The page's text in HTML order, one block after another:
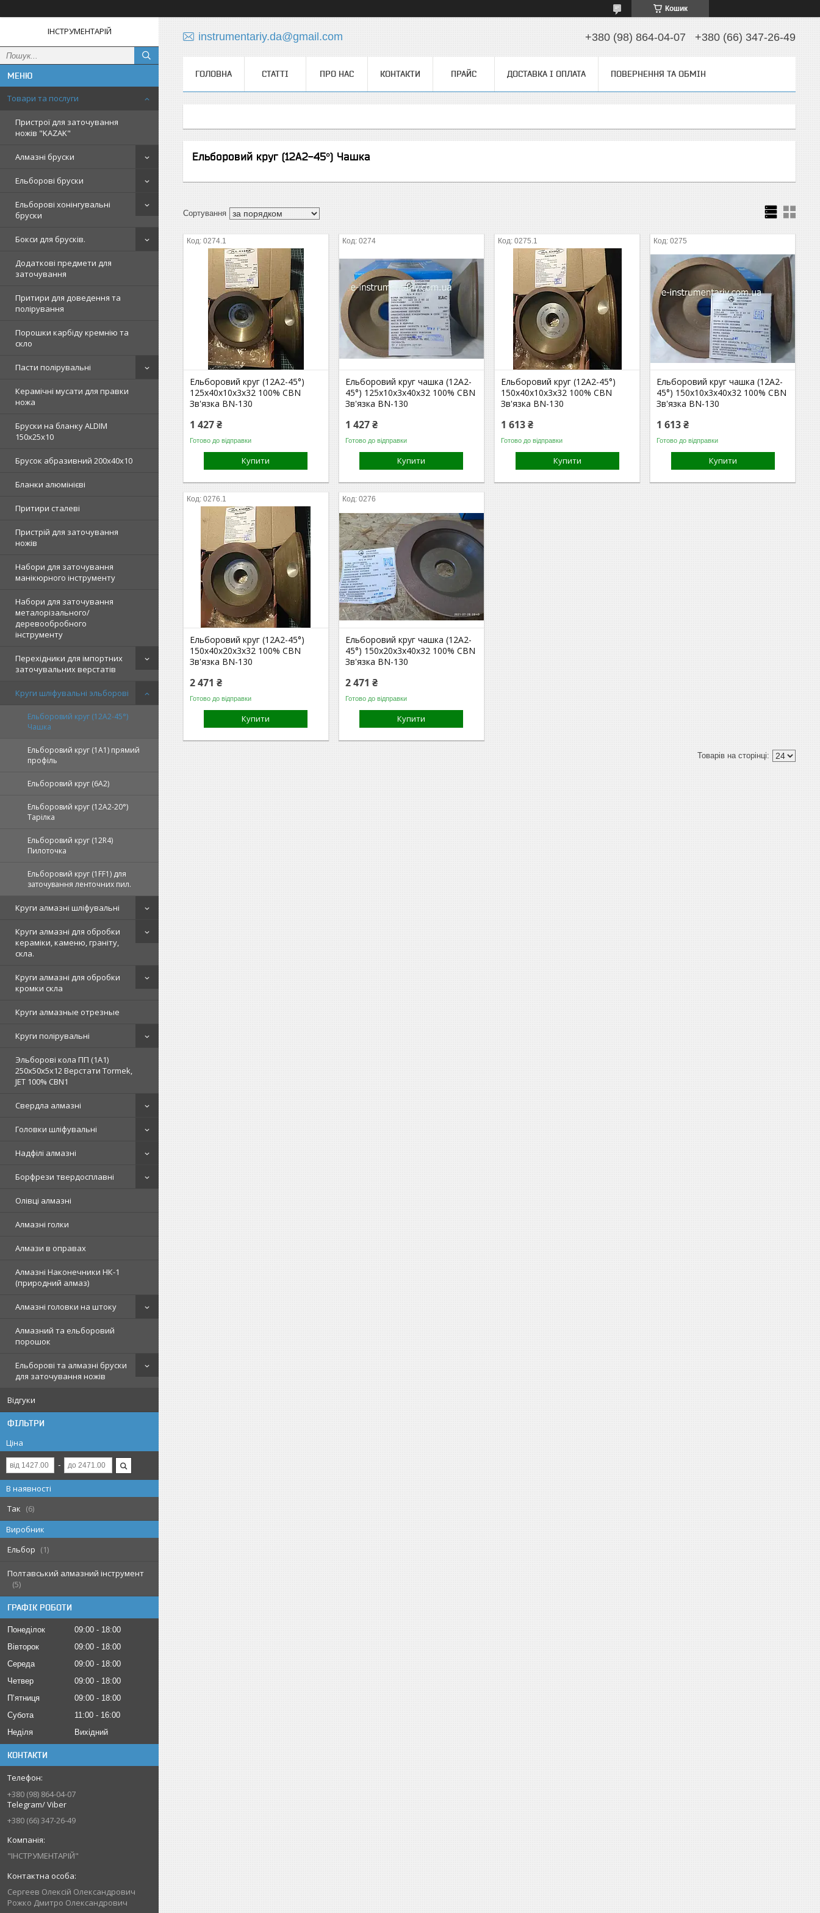
Кошик
ІНСТРУМЕНТАРІЙ
Товари та послуги
Пристрої для заточування
ножів "KAZAK"
Алмазні бруски
Ельборові бруски
Ельборові хонінгувальні
бруски
Бокси для брусків.
Додаткові предмети для
заточування
Притири для доведення та
полірування
Порошки карбіду кремнію та
скло
Пасти полірувальні
Керамічні мусати для правки
ножа
Бруски на бланку ALDIM
150х25х10
Брусок абразивний 200х40х10
Бланки алюмінієві
Притири сталеві
Пристрій для заточування
ножів
Набори для заточування
манікюрного інструменту
Набори для заточування
металорізального/
деревообробного
інструменту
Перехідники для імпортних
заточувальних верстатів
Круги шліфувальні эльборові
Ельборовий круг (12А2-45°)
Чашка
Ельборовий круг (1А1) прямий
профіль
Ельборовий круг (6А2)
Ельборовий круг (12А2-20°)
Тарілка
Ельборовий круг (12R4)
Пилоточка
Ельборовий круг (1FF1) для
заточування ленточних пил.
Круги алмазні шліфувальні
Круги алмазні для обробки
кераміки, каменю, граніту,
скла.
Круги алмазні для обробки
кромки скла
Круги алмазные отрезные
Круги полірувальні
Эльборові кола ПП (1А1)
250х50х5х12 Верстати Tormek,
JET 100% СВN1
Свердла алмазні
Головки шліфувальні
Надфілі алмазні
Борфрези твердосплавні
Олівці алмазні
Алмазні голки
Алмази в оправах
Алмазні Наконечники НК-1
(природний алмаз)
Алмазні головки на штоку
Алмазний та ельборовий
порошок
Ельборові та алмазні бруски
для заточування ножів
Відгуки
ФІЛЬТРИ
Ціна
В наявності
Так
6
Виробник
Ельбор
1
Полтавський алмазний інструмент
5
ГРАФІК РОБОТИ
Понеділок 09:00
18:00
Вівторок
09:00
18:00
Середа
09:00
18:00
Четвер
09:00
18:00
Пʼятниця
09:00
18:00
Субота
11:00
16:00
Неділя
Вихідний
КОНТАКТИ
+380 (98) 864-04-07
Telegram/ Viber
+380 (66) 347-26-49
"ІНСТРУМЕНТАРІЙ"
Сергеев Олексій Олександрович
Рожко Дмитро Олександрович
instrumentariy.da@gmail.com +380 (98) 864-04-07 +380 (66) 347-26-49
ГОЛОВНА СТАТТІ ПРО НАС КОНТАКТИ ПРАЙС ДОСТАВКА І ОПЛАТА ПОВЕРНЕННЯ ТА ОБМІН
Ельборовий круг (12А2-45°) Чашка
0274.1
Ельборовий круг (12А2-45°)
125х40х10х3х32 100% СВN
Зв'язка BN-130
1 427 ₴
Готово до відправки
Купити
0274
Ельборовий круг чашка (12А2-
45°) 125х10х3х40х32 100% CBN
Зв'язка BN-130
1 427 ₴
Готово до відправки
Купити
0275.1
Ельборовий круг (12А2-45°)
150х40х10х3х32 100% СВN
Зв'язка BN-130
1 613 ₴
Готово до відправки
Купити
0275
Ельборовий круг чашка (12А2-
45°) 150х10х3х40х32 100% CBN
Зв'язка BN-130
1 613 ₴
Готово до відправки
Купити
0276.1
Ельборовий круг (12А2-45°)
150х40х20х3х32 100% CBN
Зв'язка BN-130
2 471 ₴
Готово до відправки
Купити
0276
Ельборовий круг чашка (12А2-
45°) 150х20х3х40х32 100% CBN
Зв'язка BN-130
2 471 ₴
Готово до відправки
Купити